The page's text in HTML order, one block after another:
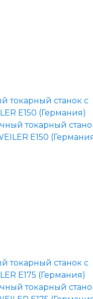
токарный станок с
E150 (Германия)
токарный станок с
E175 (Германия)